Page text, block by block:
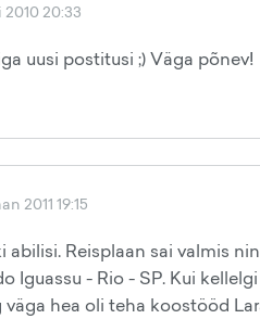
2010 20:33
uusi postitusi ;) Väga põnev!
2011 19:15
abilisi. Reisplaan sai valmis
Iguassu - Rio - SP. Kui
hea oli teha koostööd